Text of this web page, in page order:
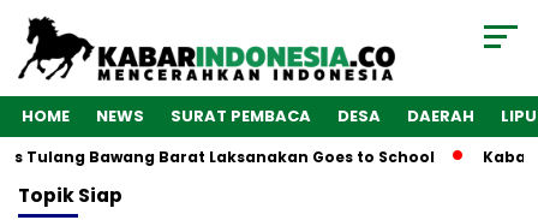
HOME NEWS SURAT PEMBACA DESA DAERAH
Tulang Bawang Barat Laksanakan Goes to School
TopikSiap